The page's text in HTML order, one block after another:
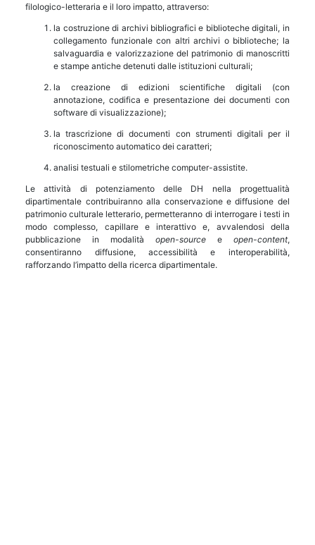
filologico-letteraria e il loro impatto, attraverso:
la costruzione di archivi bibliografici e biblioteche digitali, in
collegamento funzionale con altri archivi o biblioteche; la
salvaguardia e valorizzazione del patrimonio di manoscritti
e stampe antiche detenuti dalle istituzioni culturali;
la creazione di edizioni scientifiche digitali (con
annotazione, codifica e presentazione dei documenti con
software di visualizzazione);
la trascrizione di documenti con strumenti digitali per il
riconoscimento automatico dei caratteri;
analisi testuali e stilometriche computer-assistite.
Le attività di potenziamento delle DH nella progettualità
dipartimentale contribuiranno alla conservazione e diffusione del
patrimonio culturale letterario, permetteranno di interrogare i testi in
modo complesso, capillare e interattivo e, avvalendosi della
pubblicazione in modalità open-sourcee open-content,
consentiranno diffusione, accessibilità e interoperabilità,
rafforzando l’impatto della ricerca dipartimentale.